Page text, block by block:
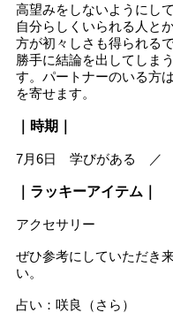
高望みをしないようにし
自分らしくいられる人と
方が初々しさも得られる
勝手に結論を出してしま
す。パートナーのいる方
を寄せます。
｜時期｜
7月6日 学びがある ／
｜ラッキーアイテム｜
アクセサリー
ぜひ参考にしていただき
い。
占い：咲良（さら）